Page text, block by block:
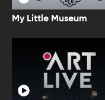
My Little Museum